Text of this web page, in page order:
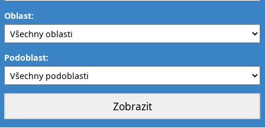
Oblast:
Podoblast: